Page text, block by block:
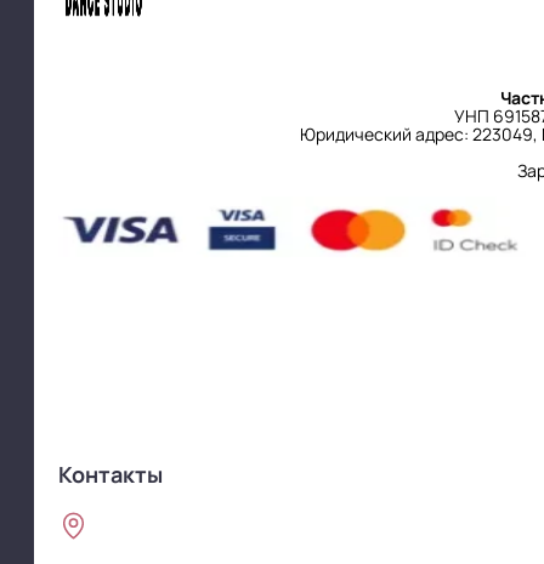
УНП
Юридический адрес: 223049,
Контакты